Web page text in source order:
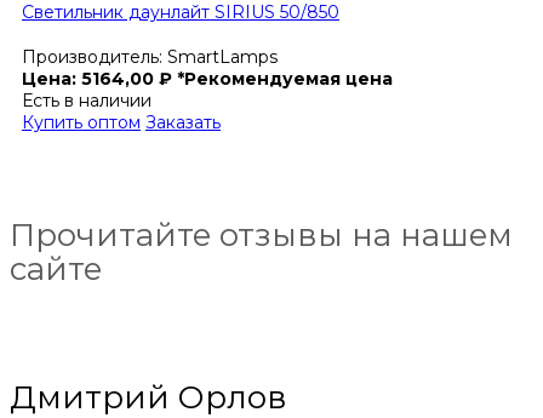
Светильник даунлайт SIRIUS 50/850
Производитель: SmartLamps
Цена: 5164,00 ₽ *Рекомендуемая цена
Есть в наличии
Купить оптом Заказать
Прочитайте отзывы на нашем
сайте
Дмитрий Орлов